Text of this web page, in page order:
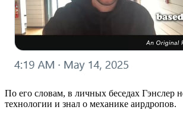
По его словам, в личных беседах Гэнслер
технологии и знал о механике аирдропов.